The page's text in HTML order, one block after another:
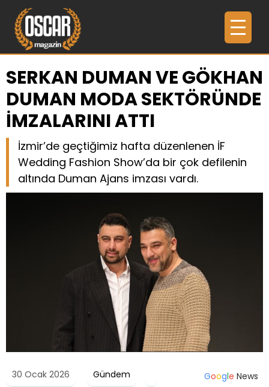
SERKAN DUMAN VE GÖKHAN
DUMAN MODA SEKTÖRÜNDE
İMZALARINI ATTI
İzmir’de geçtiğimiz hafta düzenlenen İF
Wedding Fashion Show’da bir çok defilenin
altında Duman Ajans imzası vardı.
30 Ocak 2026 Gündem Google News